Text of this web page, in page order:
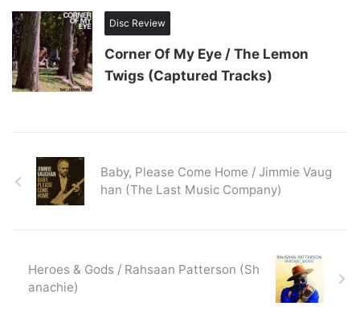
Disc Review
Corner Of My Eye / The Lemon
Twigs (Captured Tracks)
Baby, Please Come Home / Jimmie Vaug
han (The Last Music Company)
Heroes & Gods / Rahsaan Patterson (Sh
anachie)